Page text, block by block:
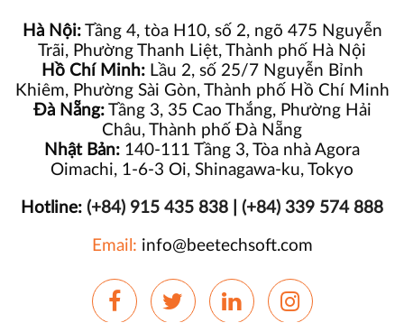
Hà Nội:Tầng 4, tòa H10, số 2, ngõ 475 Nguyễn
Trãi, Phường Thanh Liệt, Thành phố Hà Nội
Hồ Chí Minh:Lầu 2, số 25/7 Nguyễn Bỉnh
Khiêm, Phường Sài Gòn, Thành phố Hồ Chí Minh
Đà Nẵng:Tầng 3, 35 Cao Thắng, Phường Hải
Châu, Thành phố Đà Nẵng
Nhật Bản: 140-111 Tầng 3, Tòa nhà Agora
Oimachi, 1-6-3 Oi, Shinagawa-ku, Tokyo
Hotline: (+84) 915 435 838 (+84) 339 574 888
Email: info@beetechsoft.com